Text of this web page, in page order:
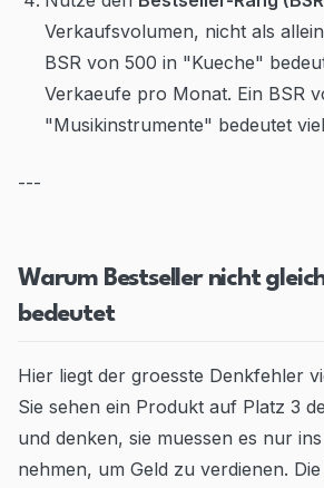
Verkaufsvolumen, nicht als
BSR von 500 in "Kueche"
Verkaeufe pro Monat. Ein BSR
"Musikinstrumente" bedeutet
---
Warum Bestseller nicht
bedeutet
Hier liegt der groesste Denkfehler
Sie sehen ein Produkt auf Platz 3
und denken, sie muessen es nur
nehmen, um Geld zu verdienen. Die